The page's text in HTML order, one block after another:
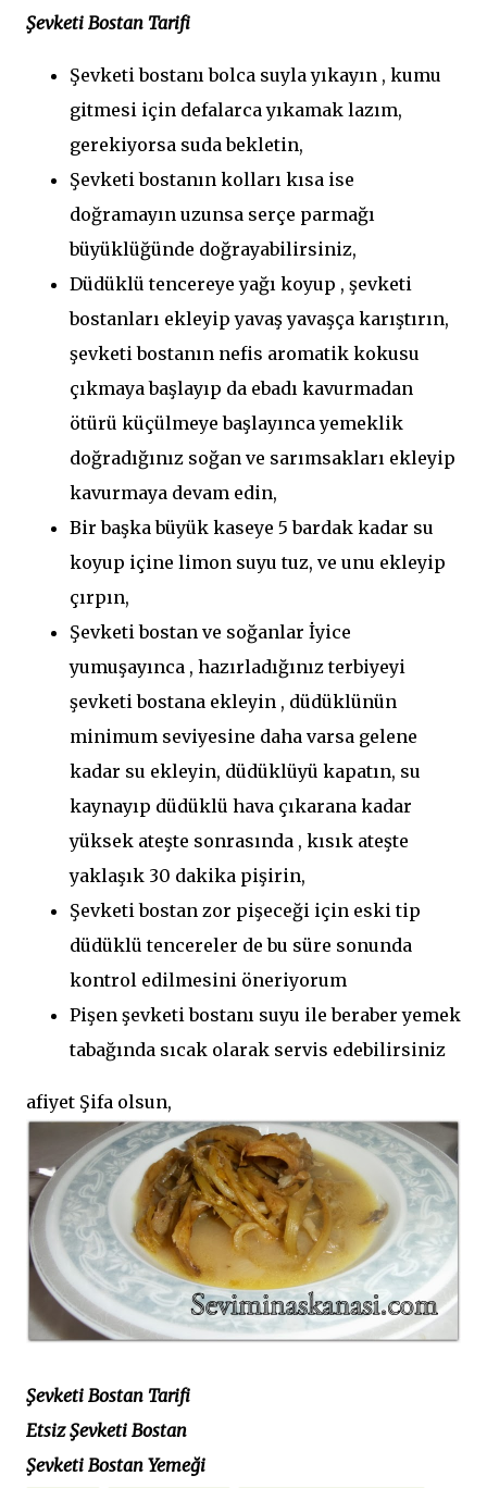
Şevketi Bostan Tarifi
Şevketi bostanı bolca suyla yıkayın , kumu
gitmesi için defalarca yıkamak lazım,
gerekiyorsa suda bekletin,
Şevketi bostanın kolları kısa ise
doğramayın uzunsa serçe parmağı
büyüklüğünde doğrayabilirsiniz,
Düdüklü tencereye yağı koyup , şevketi
bostanları ekleyip yavaş yavaşça karıştırın,
şevketi bostanın nefis aromatik kokusu
çıkmaya başlayıp da ebadı kavurmadan
ötürü küçülmeye başlayınca yemeklik
doğradığınız soğan ve sarımsakları ekleyip
kavurmaya devam edin,
Bir başka büyük kaseye 5 bardak kadar su
koyup içine limon suyu tuz, ve unu ekleyip
çırpın,
Şevketi bostan ve soğanlar İyice
yumuşayınca , hazırladığınız terbiyeyi
şevketi bostana ekleyin , düdüklünün
minimum seviyesine daha varsa gelene
kadar su ekleyin, düdüklüyü kapatın, su
kaynayıp düdüklü hava çıkarana kadar
yüksek ateşte sonrasında , kısık ateşte
yaklaşık 30 dakika pişirin,
Şevketi bostan zor pişeceği için eski tip
düdüklü tencereler de bu süre sonunda
kontrol edilmesini öneriyorum
Pişen şevketi bostanı suyu ile beraber yemek
tabağında sıcak olarak servis edebilirsiniz
afiyet Şifa olsun,
Şevketi Bostan Tarifi
Etsiz Şevketi Bostan
Şevketi Bostan Yemeği